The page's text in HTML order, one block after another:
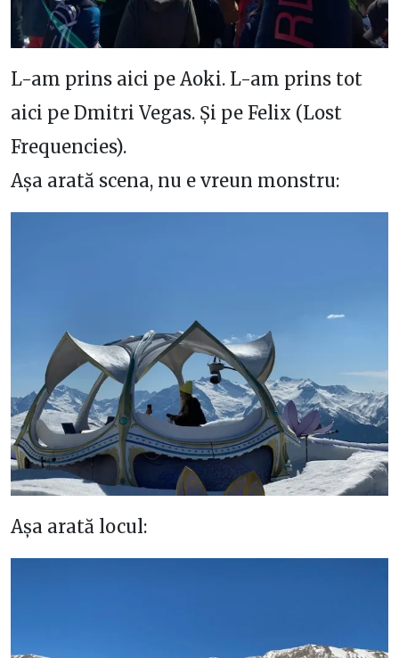
L-am prins aici pe Aoki. L-am prins tot
aici pe Dmitri Vegas. Și pe Felix (Lost
Frequencies).
Așa arată scena, nu e vreun monstru:
Așa arată locul: